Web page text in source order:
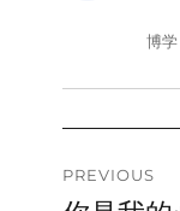
博
Post
PREVIOUS